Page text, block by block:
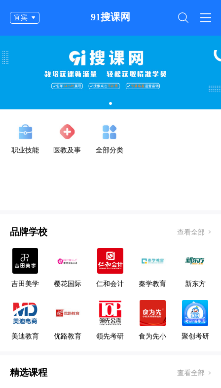
宜宾 91搜课网
职业技能
医教及事
全部分类
品牌学校 查看全部
吉田美学
艺术学校
樱花国际
仁和会计
秦学教育 新东方
美迪教育 优路教育 领先考研
食为先小
聚创考研
精选课程 查看全部